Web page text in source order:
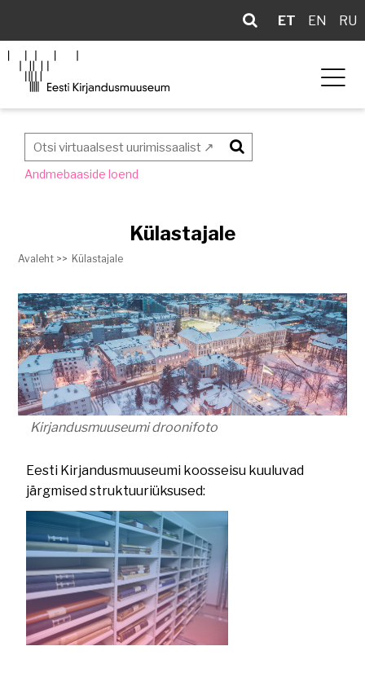
ET EN RU
Otsi
Andmebaaside loend
Külastajale
Avaleht >> Külastajale
Kirjandusmuuseumi droonifoto
Eesti Kirjandusmuuseumi koosseisu kuuluvad
järgmised struktuuriüksused: